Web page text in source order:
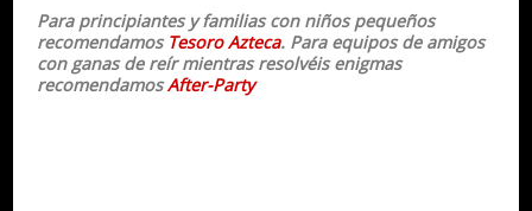
Para principiantes y familias con niños pequeños
recomendamos Tesoro Azteca. Para equipos de amigos
con ganas de reír mientras resolvéis enigmas
recomendamosAfter-Party